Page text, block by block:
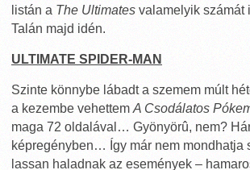
listán a The Ultimates valamelyik
Talán majd idén.
ULTIMATE SPIDER-MAN
Szinte könnybe lábadt a szemem múlt
a kezembe vehettem A Csodálatos
maga 72 oldalával… Gyönyörû, nem?
képregényben… Így már nem mondhatja
lassan haladnak az események –